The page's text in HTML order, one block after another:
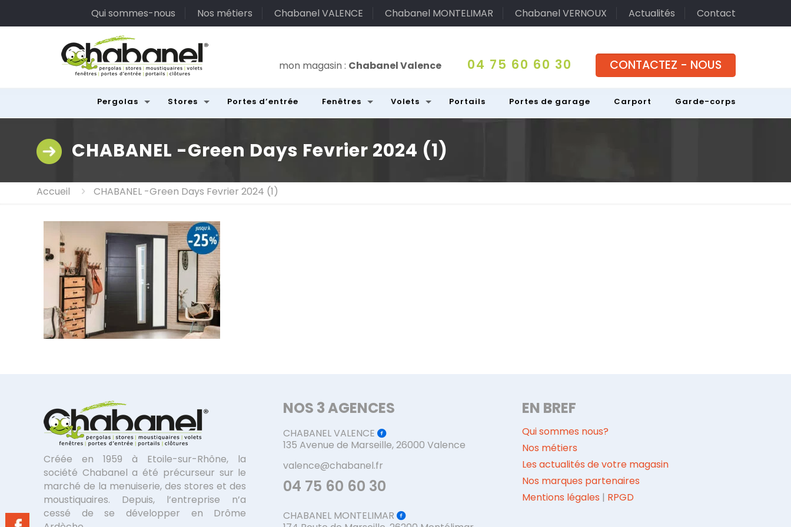
Qui sommes-nous Nos métiers Chabanel VALENCE Chabanel MONTELIMAR Chabanel VERNOUX Actualités Contact
Pergolas Stores Portes d’entrée Fenêtres Volets Portails Portes de garage Carport Garde-corps
mon magasin : Chabanel Valence 04 75 60 60 30 CONTACTEZ - NOUS
CHABANEL -Green Days Fevrier 2024 (1)
Accueil CHABANEL -Green Days Fevrier 2024 (1)
Créée en 1959 à Etoile-sur-Rhône, la
société Chabanel a été précurseur sur le
marché de la menuiserie, des stores et des
moustiquaires. Depuis, l’entreprise n’a
cessé de se développer en Drôme
NOS 3 AGENCES
CHABANEL VALENCE
135 Avenue de Marseille, 26000 Valence
valence@chabanel.fr
04 75 60 60 30
CHABANEL MONTELIMAR
EN BREF
Qui sommes nous?
Nos métiers
Les actualités de votre magasin
Nos marques partenaires
Mentions légales | RPGD